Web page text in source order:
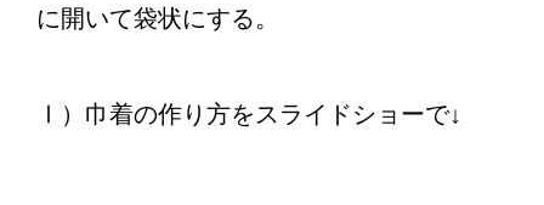
に開いて袋状にする。
Ⅰ）巾着の作り方をスライドショーで↓